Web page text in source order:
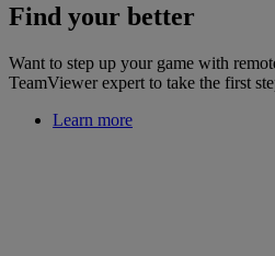
Find your better
Want to step up your game with
TeamViewer expert to take the first
Learn more